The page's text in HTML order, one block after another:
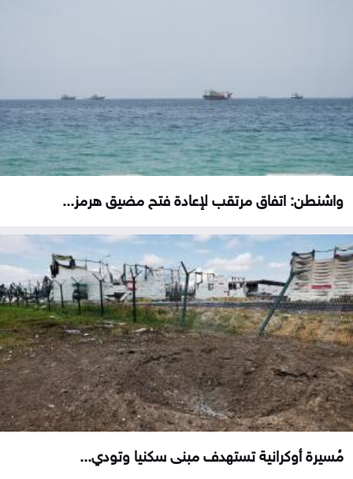
واشنطن: اتفاق مرتقب لإعادة فتح مضيق هرمز...
مُسيرة أوكرانية تستهدف مبنى سكنيا وتودي...